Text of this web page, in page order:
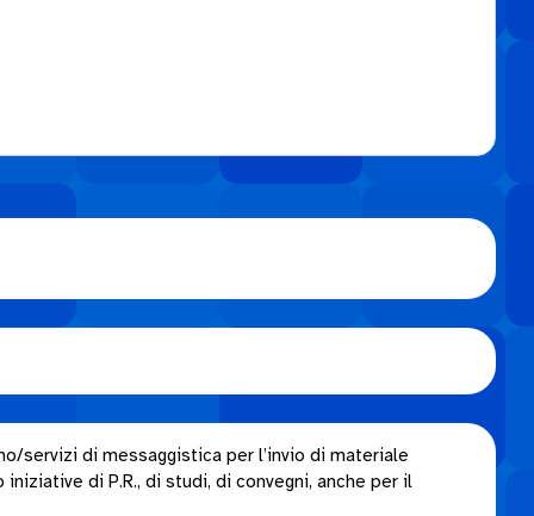
servizi di messaggistica per l’invio di materiale
di P.R., di studi, di convegni, anche per il